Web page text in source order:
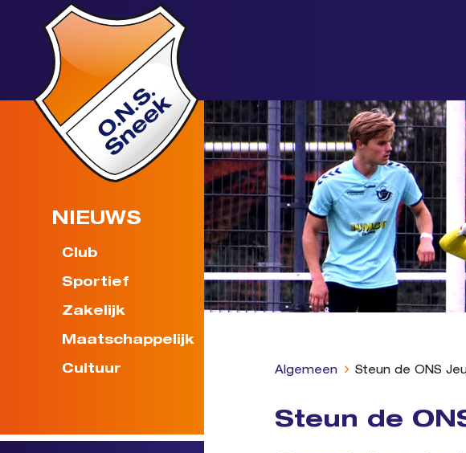
NIEUWS
Club
Sportief
Zakelijk
Maatschappelijk
Cultuur Algemeen Steun de ONS
Steun de